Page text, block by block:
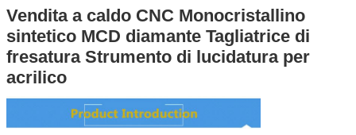
Vendita a caldo CNC Monocristallino
sintetico MCD diamante Tagliatrice di
fresatura Strumento di lucidatura per
acrilico